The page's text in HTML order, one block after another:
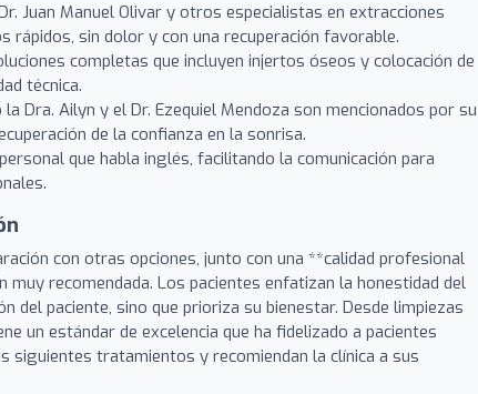
Juan Manuel Olivar y otros especialistas en extracciones
rápidos, sin dolor y con una recuperación favorable.
completas que incluyen injertos óseos y colocación de
técnica.
Dra. Ailyn y el Dr. Ezequiel Mendoza son mencionados por su
de la confianza en la sonrisa.
que habla inglés, facilitando la comunicación para
con otras opciones, junto con una **calidad profesional
muy recomendada. Los pacientes enfatizan la honestidad del
del paciente, sino que prioriza su bienestar. Desde limpiezas
un estándar de excelencia que ha fidelizado a pacientes
siguientes tratamientos y recomiendan la clínica a sus